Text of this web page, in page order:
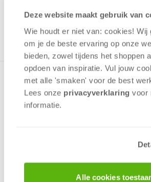
Deze website maakt gebruik van
Wie houdt er niet van: cookies! Wij
om je de beste ervaring op onze
bieden, zowel tijdens het shoppen
opdoen van inspiratie. Vul jouw
met alle 'smaken' voor de best
Lees onze privacyverklaring voor
informatie.
Alle cookies
ONTVANG 40
Puzzel met een leuke kleurrijke
2 elfjes die veel plezier hebben. Mooie
te zien, een uitdaging voor kleine